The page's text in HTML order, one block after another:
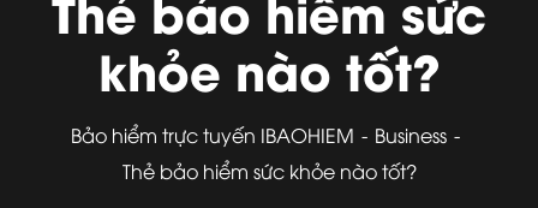
khỏe nào tốt?
Bảo hiểm trực tuyến IBAOHIEM
Business
Thẻ bảo hiểm sức khỏe nào tốt?